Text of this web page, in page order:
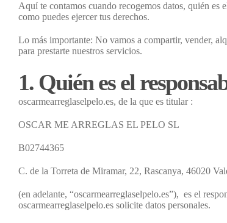
Aquí te contamos cuando recogemos datos, quién es
como puedes ejercer tus derechos.
Lo más importante: No vamos a compartir, vender,
para prestarte nuestros servicios.
1. Quién es el
oscarmearreglaselpelo.es, de la que es titular :
OSCAR ME ARREGLAS EL PELO SL
B02744365
C. de la Torreta de Miramar, 22, Rascanya, 46020
(en adelante, “oscarmearreglaselpelo.es”), es el
oscarmearreglaselpelo.es solicite datos personales.